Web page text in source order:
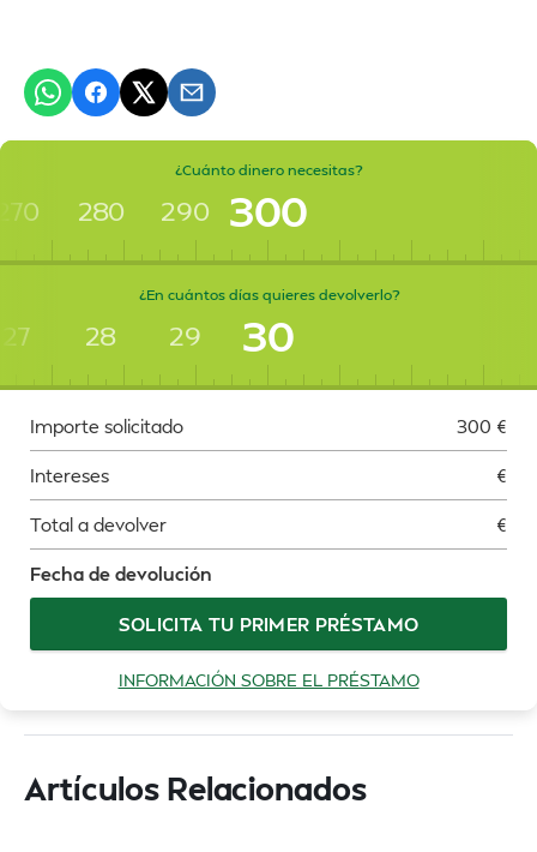
¿Cuánto dinero necesitas?
280 290 300
¿En cuántos días quieres devolverlo?
27 28 29 30
Importe solicitado 300 €
Intereses €
Total a devolver €
Fecha de devolución
SOLICITA TU PRIMER PRÉSTAMO
INFORMACIÓN SOBRE EL PRÉSTAMO
Artículos Relacionados